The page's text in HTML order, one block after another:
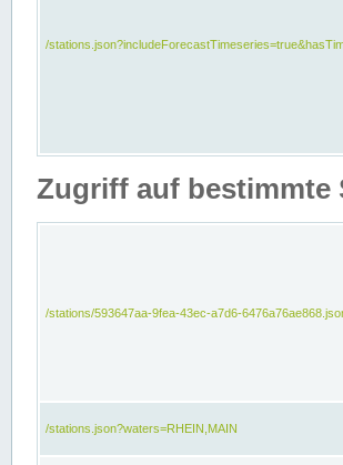
/
Zugriff auf bestimmte
/stations/593647aa-9fea-43ec-a7d6-
/stations.json?waters=RHEIN,MAIN